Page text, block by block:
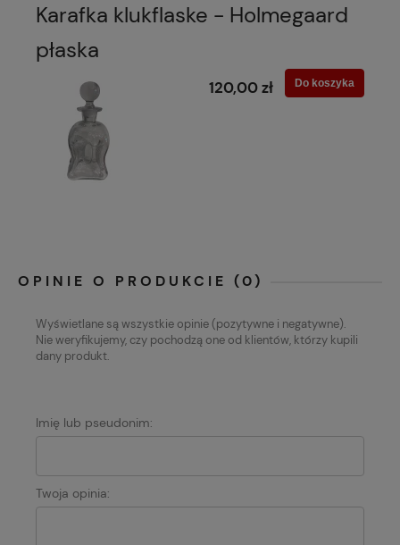
Karafka klukflaske - Holmegaard
płaska
120,00 zł Do koszyka
OPINIE O PRODUKCIE (0)
Wyświetlane są wszystkie opinie (pozytywne i negatywne).
Nie weryfikujemy, czy pochodzą one od klientów, którzy kupili
dany produkt.
Imię lub pseudonim:
Twoja opinia: